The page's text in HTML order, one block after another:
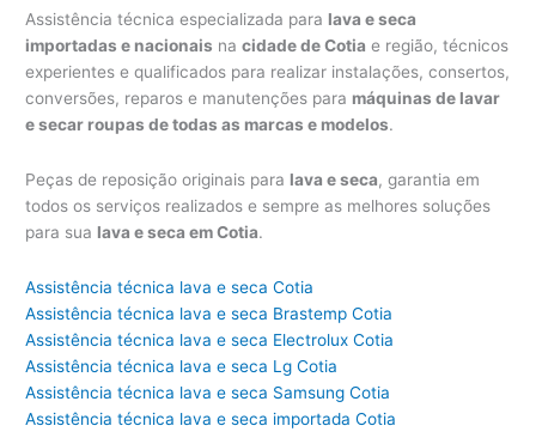
Assistência técnica especializada para lava e seca
importadas e nacionais nacidade de Cotia e região, técnicos
experientes e qualificados para realizar instalações, consertos,
conversões, reparos e manutenções para máquinas de lavar
e secar roupas de todas as marcas e modelos.
Peças de reposição originais para lava e seca, garantia em
todos os serviços realizados e sempre as melhores soluções
para sua lava e seca em Cotia.
Assistência técnica lava e seca Cotia
Assistência técnica lava e seca Brastemp Cotia
Assistência técnica lava e seca Electrolux Cotia
Assistência técnica lava e seca Lg Cotia
Assistência técnica lava e seca Samsung Cotia
Assistência técnica lava e seca importada Cotia